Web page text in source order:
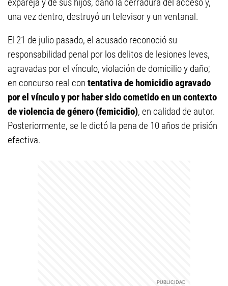
una vez dentro, destruyó un televisor y un ventanal.
El 21 de julio pasado, el acusado reconoció su
responsabilidad penal por los delitos de lesiones leves,
agravadas por el vínculo, violación de domicilio y daño;
en concurso real con tentativa de homicidio agravado
por el vínculo y por haber sido cometido en un contexto
de violencia de género (femicidio), en calidad de autor.
Posteriormente, se le dictó la pena de 10 años de prisión
efectiva.